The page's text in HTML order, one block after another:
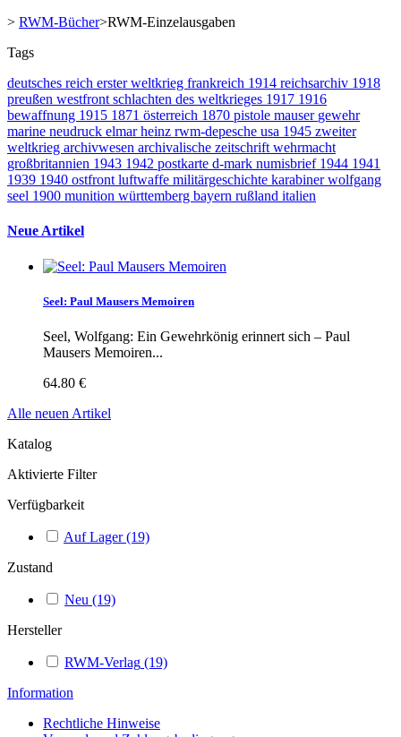
> RWM-Bücher>RWM-Einzelausgaben
Tags
deutsches reich erster weltkrieg frankreich 1914 reichsarchiv 1918
preußen westfront schlachten des weltkrieges 1917 1916
bewaffnung 1915 1871 österreich 1870 pistole mauser gewehr
marine neudruck elmar heinz rwm-depesche usa 1945 zweiter
weltkrieg archivwesen archivalische zeitschrift wehrmacht
großbritannien 1943 1942 postkarte d-mark numisbrief 1944 1941
1939 1940 ostfront luftwaffe militärgeschichte karabinerwolfgang
seel 1900 munition württemberg bayern rußland italien
Neue Artikel
Seel: Paul Mausers Memoiren
Seel, Wolfgang: Ein Gewehrkönig erinnert sich – Paul
Mausers Memoiren...
64.80 €
Alle neuen Artikel
Katalog
Aktivierte Filter
Verfügbarkeit
Auf Lager(19)
Zustand
Neu (19)
Hersteller
RWM-Verlag (19)
Information
Rechtliche Hinweise